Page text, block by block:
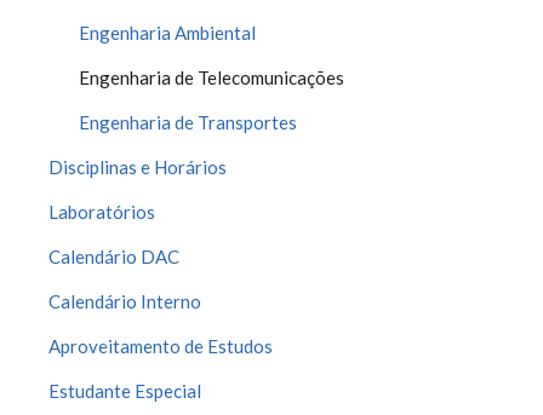
Engenharia Ambiental
Engenharia de Telecomunicações
Engenharia de Transportes
Disciplinas e Horários
Laboratórios
Calendário DAC
Calendário Interno
Aproveitamento de Estudos
Estudante Especial